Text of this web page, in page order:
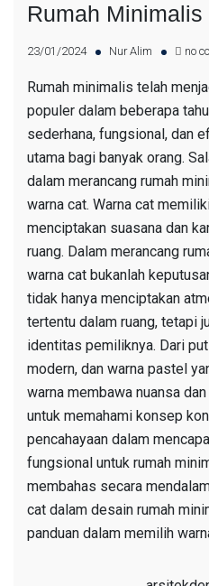
Rumah Minimalis
23/01/2024 Nur Alim no
Rumah minimalis telah
populer dalam beberapa
sederhana, fungsional, dan
utama bagi banyak orang.
dalam merancang rumah
warna cat. Warna cat
menciptakan suasana dan
ruang. Dalam merancang
warna cat bukanlah
tidak hanya menciptakan
tertentu dalam ruang, tetapi
identitas pemiliknya. Dari
modern, dan warna pastel
warna membawa nuansa
untuk memahami konsep
pencahayaan dalam
fungsional untuk rumah
membahas secara
cat dalam desain rumah
panduan dalam memilih